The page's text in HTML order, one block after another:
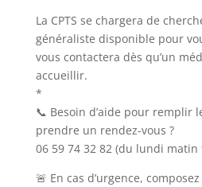
La CPTS se chargera de
généraliste disponible pour
vous contactera dès qu’un
accueillir.
*
📞 Besoin d’aide pour remplir
prendre un rendez-vous ?
06 59 74 32 82 (du lundi
🚨 En cas d’urgence,